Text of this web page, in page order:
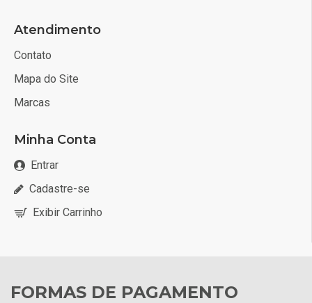
Atendimento
Contato
Mapa do Site
Marcas
Minha Conta
Entrar
Cadastre-se
Exibir Carrinho
FORMAS DE PAGAMENTO